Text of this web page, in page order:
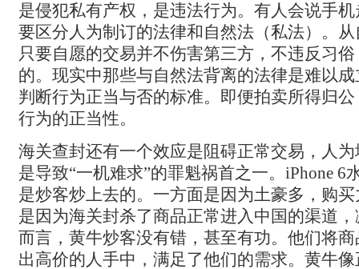
是侵犯私有产权，是违法行为。有人会说手
要区分人为制订的法律和自然法（私法）。
只要自愿的交易并不伤害第三方，不违反习
的。现实中那些与自然法背离的法律是难以
判断行为正当与否的标准。即便拍卖所得归
行为的正当性。
海关查封还有一个效应是阻碍正常交易，人
是导致“一机难求”的罪魁祸首之一。iPhone 6
是炒客炒上去的。一方面是因为土豪多，购
是因为海关封杀了商品正常进入中国的渠道
而言，黄牛炒客没有错，甚至有功。他们将
出高价的人手中，满足了他们的需求。黄牛